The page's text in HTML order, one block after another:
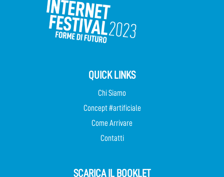
QUICK LINKS
Chi Siamo
Concept #artificiale
Come Arrivare
Contatti
SCARICA IL BOOKLET